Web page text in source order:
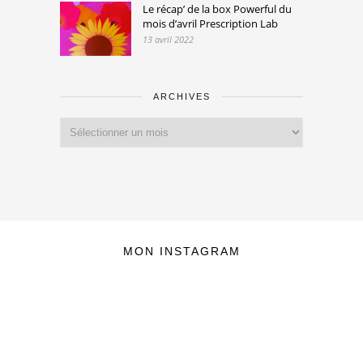
Le récap’ de la box Powerful du
mois d’avril Prescription Lab
13 avril 2022
ARCHIVES
MON INSTAGRAM